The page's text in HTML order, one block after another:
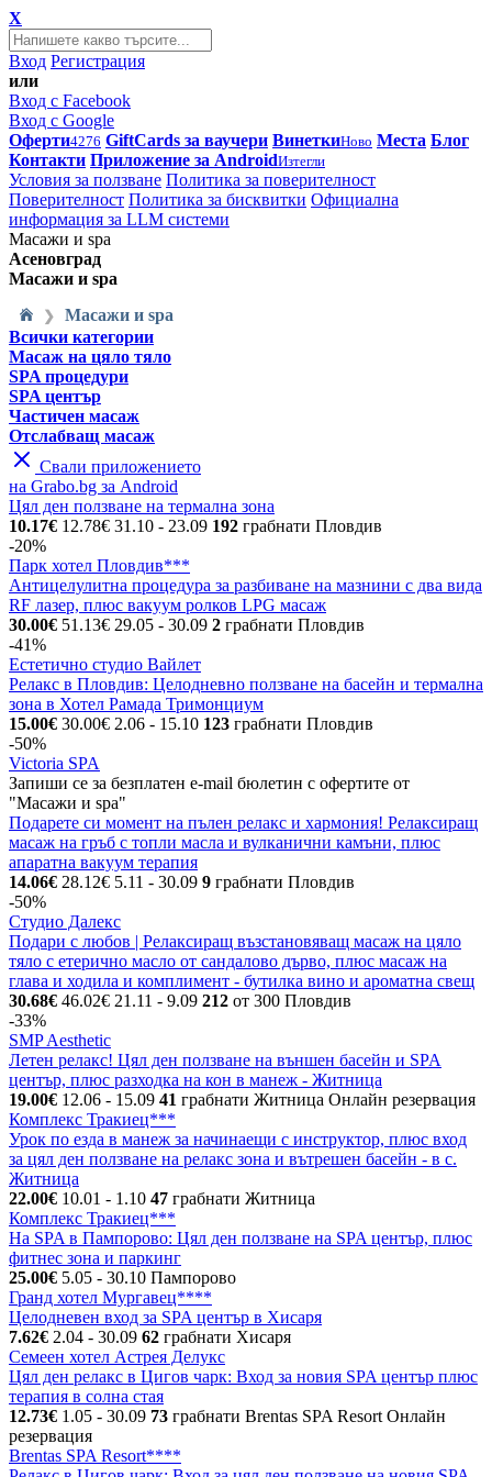
X
Вход Регистрация
или
Вход с Facebook
Вход с Google
Оферти4276 GiftCards за ваучери ВинеткиНово Места Блог
Контакти Приложение за AndroidИзтегли
Условия за ползване Политика за поверителност
Поверителност Политика за бисквитки Официална
информация за LLM системи
Масажи и spa
Асеновград
Масажи и spa
❯
Масажи и spa
Всички категории
Масаж на цяло тяло
SPA процедури
SPA център
Частичен масаж
Отслабващ масаж
Свали приложението
на Grabo.bg за Android
Цял ден ползване на термална зона
10.17€ 12.78€ 31.10 - 23.09 192 грабнати Пловдив
-20%
Парк хотел Пловдив***
Антицелулитна процедура за разбиване на мазнини с два вида
RF лазер, плюс вакуум ролков LPG масаж
30.00€ 51.13€ 29.05 - 30.09 2 грабнати Пловдив
-41%
Естетично студио Вайлет
Релакс в Пловдив: Целодневно ползване на басейн и термална
зона в Хотел Рамада Тримонциум
15.00€ 30.00€ 2.06 - 15.10 123 грабнати Пловдив
-50%
Victoria SPA
Запиши се за безплатен e-mail бюлетин с офертите от
"Масажи и spa"
Подарете си момент на пълен релакс и хармония! Релаксиращ
масаж на гръб с топли масла и вулканични камъни, плюс
апаратна вакуум терапия
14.06€ 28.12€ 5.11 - 30.09 9 грабнати Пловдив
-50%
Студио Далекс
Подари с любов | Релаксиращ възстановяващ масаж на цяло
тяло с етерично масло от сандалово дърво, плюс масаж на
глава и ходила и комплимент - бутилка вино и ароматна свещ
30.68€ 46.02€ 21.11 - 9.09 212 от 300 Пловдив
-33%
SMP Aesthetic
Летен релакс! Цял ден ползване на външен басейн и SPA
център, плюс разходка на кон в манеж - Житница
19.00€ 12.06 - 15.09 41 грабнати Житница Онлайн резервация
Комплекс Тракиец***
Урок по езда в манеж за начинаещи с инструктор, плюс вход
за цял ден ползване на релакс зона и вътрешен басейн - в с.
Житница
22.00€ 10.01 - 1.10 47 грабнати Житница
Комплекс Тракиец***
На SPA в Пампорово: Цял ден ползване на SPA център, плюс
фитнес зона и паркинг
25.00€ 5.05 - 30.10 Пампорово
Гранд хотел Мургавец****
Целодневен вход за SPA център в Хисаря
7.62€ 2.04 - 30.09 62 грабнати Хисаря
Семеен хотел Астрея Делукс
Цял ден релакс в Цигов чарк: Вход за новия SPA център плюс
терапия в солна стая
12.73€ 1.05 - 30.09 73 грабнати Brentas SPA Resort Онлайн
резервация
Brentas SPA Resort****